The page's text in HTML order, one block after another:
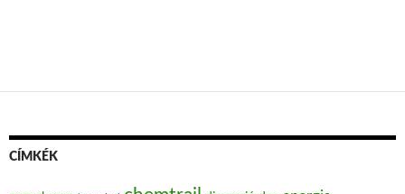
CÍMKÉK